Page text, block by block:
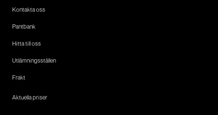
Kontakta oss
Pantbank
Hitta till oss
Utlämningsställen
Frakt
Aktuella priser